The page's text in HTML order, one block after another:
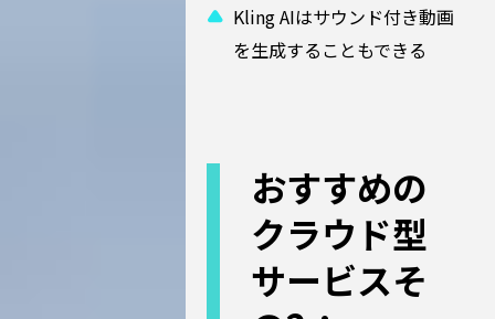
Kling AIはサウンド付き動画
を生成することもできる
おすすめの
クラウド型
サービスそ